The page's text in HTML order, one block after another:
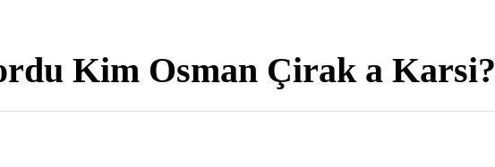
Kim Osman Çirak a Karsi?